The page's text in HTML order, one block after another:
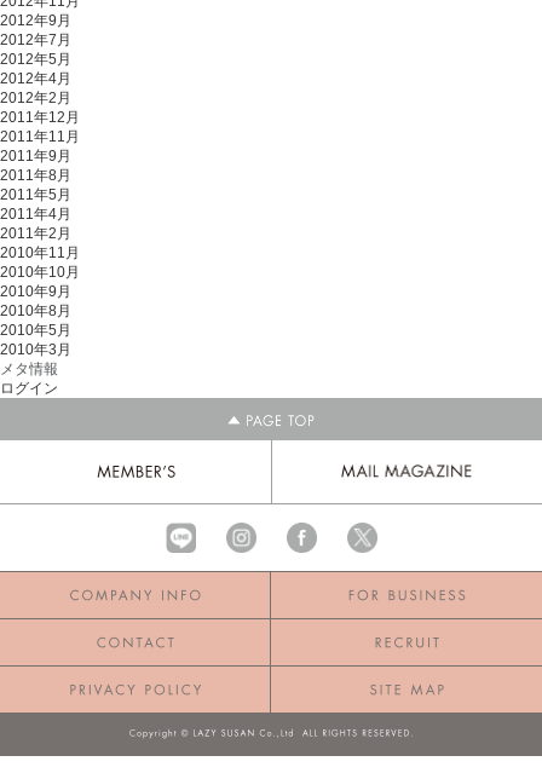
2012年9月
2012年7月
2012年5月
2012年4月
2012年2月
2011年12月
2011年11月
2011年9月
2011年8月
2011年5月
2011年4月
2011年2月
2010年11月
2010年10月
2010年9月
2010年8月
2010年5月
2010年3月
メタ情報
ログイン